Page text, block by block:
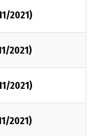
2021)
2021)
2021)
2021)